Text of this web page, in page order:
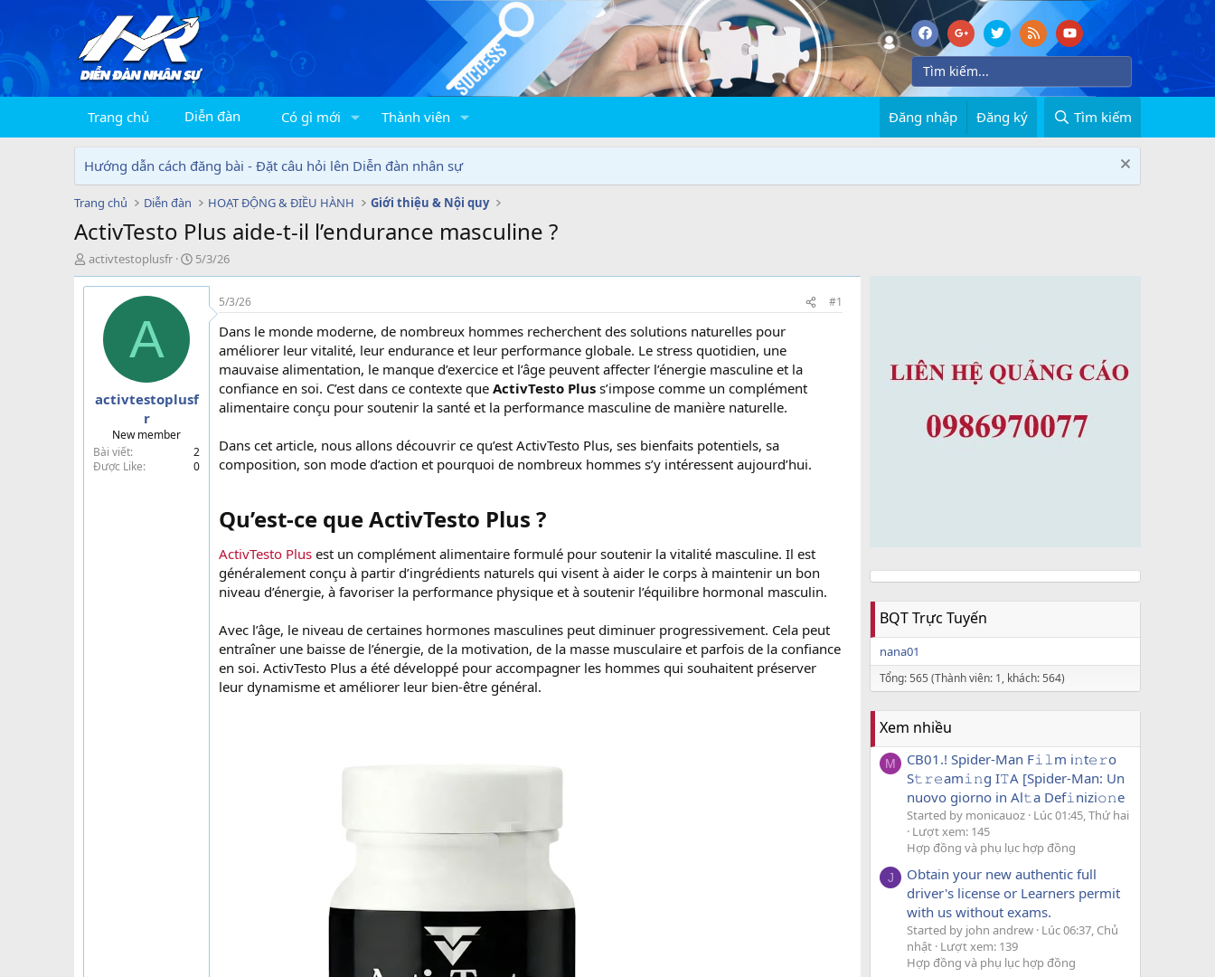
Trang chủ Diễn đàn Có gì mới Thành viên Đăng nhập Đăng ký Tìm kiếm
Hướng dẫn cách đăng bài - Đặt câu hỏi lên Diễn đàn nhân sự
Trang chủ Diễn đàn HOẠT ĐỘNG & ĐIỀU HÀNH Giới thiệu & Nội quy
ActivTesto Plus aide-t-il l’endurance masculine ?
T
h
r
activtestoplusfr
N
g
à
5/3/26
A
activtestoplusf
r
New member
Bài viết
2
Được Like
0
5/3/26 #1
Dans le monde moderne, de nombreux hommes recherchent des solutions naturelles pour
améliorer leur vitalité, leur endurance et leur performance globale. Le stress quotidien, une
mauvaise alimentation, le manque d’exercice et l’âge peuvent affecter l’énergie masculine et la
confiance en soi. C’est dans ce contexte que ActivTesto Plus s’impose comme un complément
alimentaire conçu pour soutenir la santé et la performance masculine de manière naturelle.
Dans cet article, nous allons découvrir ce qu’est ActivTesto Plus, ses bienfaits potentiels, sa
composition, son mode d’action et pourquoi de nombreux hommes s’y intéressent aujourd’hui.
Qu’est-ce que ActivTesto Plus ?​
ActivTesto Plus est un complément alimentaire formulé pour soutenir la vitalité masculine. Il est
généralement conçu à partir d’ingrédients naturels qui visent à aider le corps à maintenir un bon
niveau d’énergie, à favoriser la performance physique et à soutenir l’équilibre hormonal masculin.
Avec l’âge, le niveau de certaines hormones masculines peut diminuer progressivement. Cela peut
entraîner une baisse de l’énergie, de la motivation, de la masse musculaire et parfois de la confiance
en soi. ActivTesto Plus a été développé pour accompagner les hommes qui souhaitent préserver
leur dynamisme et améliorer leur bien-être général.
BQT Trực Tuyến
nana01
Tổng: 565 (Thành viên: 1, khách: 564)
Xem nhiều
M
CB01.! Spider-Man F𝚒𝚕m i𝚗t𝚎𝚛o
S𝚝𝚛𝚎am𝚒𝚗g I𝚃A [Spider-Man: Un
nuovo giorno in Al𝚝a Def𝚒nizi𝚘𝚗e
Started by monicauoz Lúc 01:45, Thứ hai
Lượt xem: 145
Hợp đồng và phụ lục hợp đồng
J
Obtain your new authentic full
driver's license or Learners permit
with us without exams.
Started by john andrew Lúc 06:37, Chủ
nhật Lượt xem: 139
Hợp đồng và phụ lục hợp đồng